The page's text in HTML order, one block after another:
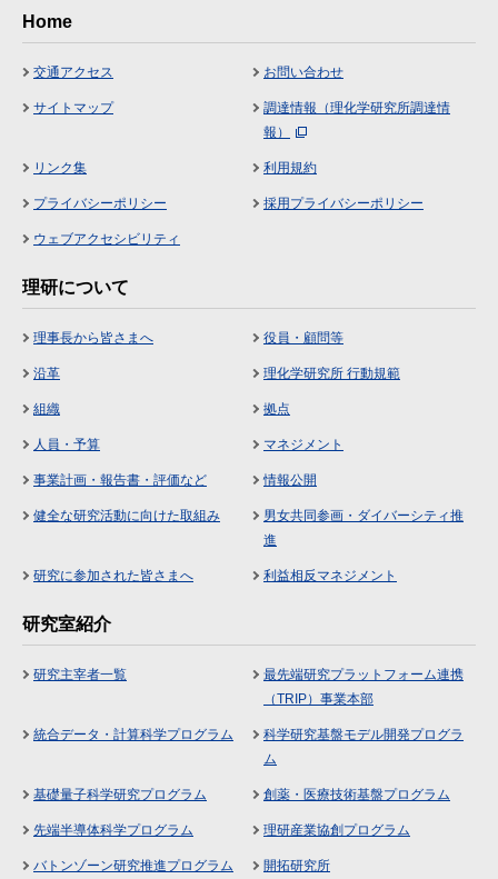
Home
交通アクセス お問い合わせ
サイトマップ
調達情報（理化学研究所調達情
報）
リンク集 利用規約
プライバシーポリシー 採用プライバシーポリシー
ウェブアクセシビリティ
理研について
理事長から皆さまへ 役員・顧問等
沿革 理化学研究所 行動規範
組織 拠点
人員・予算 マネジメント
事業計画・報告書・評価など 情報公開
健全な研究活動に向けた取組み
男女共同参画・ダイバーシティ推
進
研究に参加された皆さまへ 利益相反マネジメント
研究室紹介
研究主宰者一覧
最先端研究プラットフォーム連携
（TRIP）事業本部
統合データ・計算科学プログラム
科学研究基盤モデル開発プログラ
ム
基礎量子科学研究プログラム 創薬・医療技術基盤プログラム
先端半導体科学プログラム 理研産業協創プログラム
バトンゾーン研究推進プログラム 開拓研究所